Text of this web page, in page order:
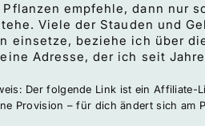
Pflanzen empfehle, dann nur
Viele der Stauden und
einsetze, beziehe ich über
Adresse, der ich seit
Der folgende Link ist ein Affiliate-
Provision – für dich ändert sich am